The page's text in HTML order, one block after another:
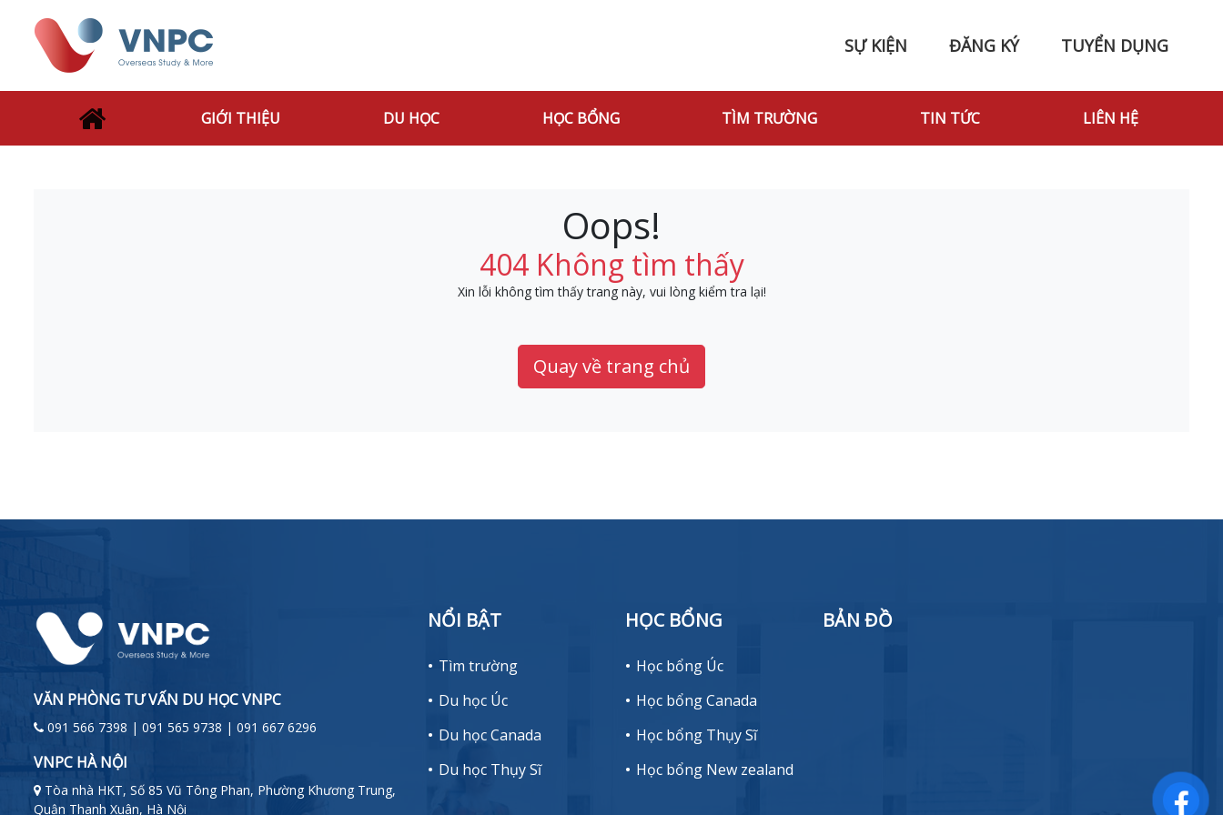
SỰ KIỆN ĐĂNG KÝ TUYỂN DỤNG
GIỚI THIỆU DU HỌC HỌC BỔNG TÌM TRƯỜNG TIN TỨC LIÊN HỆ
Oops!
404 Không tìm thấy
Xin lỗi không tìm thấy trang này, vui lòng kiểm tra lại!
Quay về trang chủ
VĂN PHÒNG TƯ VẤN DU HỌC VNPC
091 566 7398 | 091 565 9738 | 091 667 6296
VNPC HÀ NỘI
Tòa nhà HKT, Số 85 Vũ Tông Phan, Phường Khương Trung,
Quận Thanh Xuân, Hà Nội
NỔI BẬT
Tìm trường
Du học Úc
Du học Canada
Du học Thụy Sĩ
HỌC BỔNG
Học bổng Úc
Học bổng Canada
Học bổng Thụy Sĩ
Học bổng New zealand
BẢN ĐỒ